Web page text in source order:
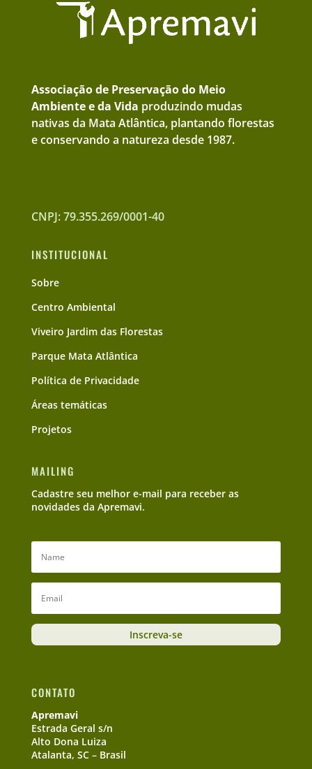
Associação de Preservação do Meio
Ambiente e da Vida produzindo mudas
nativas da Mata Atlântica, plantando florestas
e conservando a natureza desde 1987.
CNPJ: 79.355.269/0001-40
INSTITUCIONAL
Sobre
Centro Ambiental
Viveiro Jardim das Florestas
Parque Mata Atlântica
Política de Privacidade
Áreas temáticas
Projetos
MAILING
Cadastre seu melhor e-mail para receber as
novidades da Apremavi.
Inscreva-se
CONTATO
Apremavi
Estrada Geral s/n
Alto Dona Luiza
Atalanta, SC – Brasil